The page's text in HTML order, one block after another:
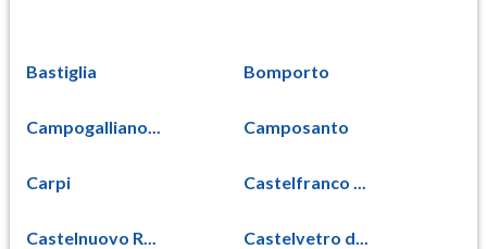
Bastiglia Bomporto
Campogalliano... Camposanto
Carpi Castelfranco ...
Castelnuovo R... Castelvetro d...